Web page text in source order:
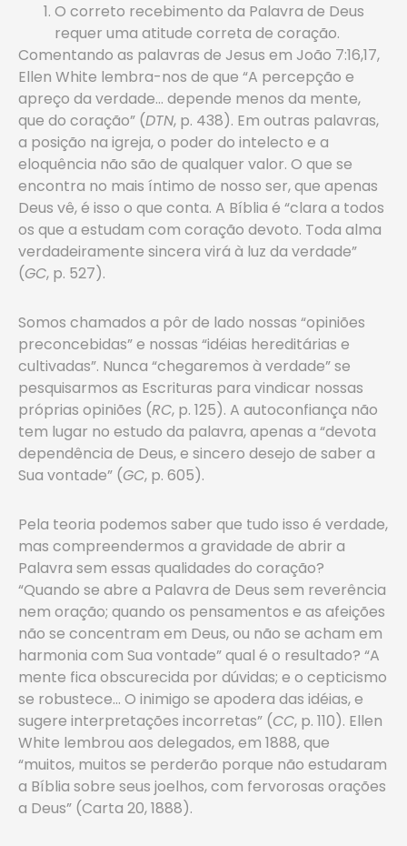
O correto recebimento da Palavra de Deus
requer uma atitude correta de coração.
Comentando as palavras de Jesus em João 7:16,17,
Ellen White lembra-nos de que “A percepção e
apreço da verdade… depende menos da mente,
que do coração” (DTN, p. 438). Em outras palavras,
a posição na igreja, o poder do intelecto e a
eloquência não são de qualquer valor. O que se
encontra no mais íntimo de nosso ser, que apenas
Deus vê, é isso o que conta. A Bíblia é “clara a todos
os que a estudam com coração devoto. Toda alma
verdadeiramente sincera virá à luz da verdade”
(GC, p. 527).
Somos chamados a pôr de lado nossas “opiniões
preconcebidas” e nossas “idéias hereditárias e
cultivadas”. Nunca “chegaremos à verdade” se
pesquisarmos as Escrituras para vindicar nossas
próprias opiniões (RC, p. 125). A autoconfiança não
tem lugar no estudo da palavra, apenas a “devota
dependência de Deus, e sincero desejo de saber a
Sua vontade” (GC, p. 605).
Pela teoria podemos saber que tudo isso é verdade,
mas compreendermos a gravidade de abrir a
Palavra sem essas qualidades do coração?
“Quando se abre a Palavra de Deus sem reverência
nem oração; quando os pensamentos e as afeições
não se concentram em Deus, ou não se acham em
harmonia com Sua vontade” qual é o resultado? “A
mente fica obscurecida por dúvidas; e o cepticismo
se robustece… O inimigo se apodera das idéias, e
sugere interpretações incorretas” (CC, p. 110). Ellen
White lembrou aos delegados, em 1888, que
“muitos, muitos se perderão porque não estudaram
a Bíblia sobre seus joelhos, com fervorosas orações
a Deus” (Carta 20, 1888).